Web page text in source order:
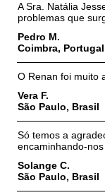
A Sra. Natália
problemas que
Pedro M.
Coimbra, Portugal
O Renan foi muito
Vera F.
São Paulo, Brasil
Só temos a
encaminhando-
Solange C.
São Paulo, Brasil